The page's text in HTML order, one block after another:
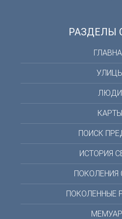
РАЗДЕЛЫ
ЛЮДИ
КАРТЫ
ПОИСК
ИСТОРИЯ
ПОКОЛЕНИЯ
ПОКОЛЕННЫЕ